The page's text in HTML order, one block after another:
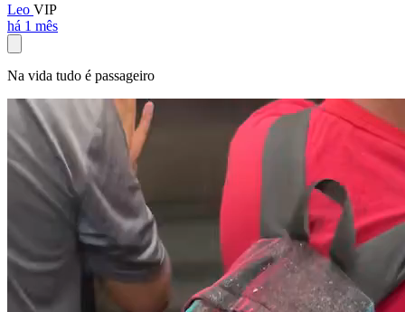
Leo VIP
há 1 mês
Na vida tudo é passageiro